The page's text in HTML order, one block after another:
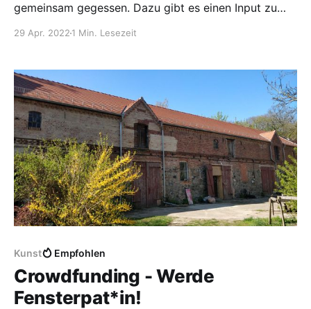
gemeinsam gegessen. Dazu gibt es einen Input zu
an der Tanke, Gutshof 4d, 15518 Steinhöfel OT
KüfAa, kurz für 'Küche für (fast) Alle'
29 Apr. 2022 1 Min. Lesezeit
Kunst Empfohlen
Crowdfunding - Werde
Fensterpat*in!